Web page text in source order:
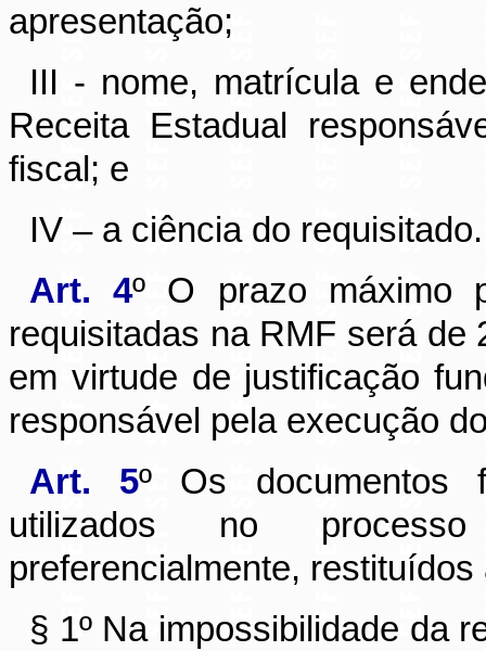
apresentação;
III - nome, matrícula e
Receita Estadual
fiscal; e
IV – a ciência do requisitado.
Art. 4º O prazo máximo
requisitadas na RMF será de
em virtude de justificação
responsável pela execução
Art. 5º Os documentos
utilizados no
preferencialmente,
§ 1º Na impossibilidade da